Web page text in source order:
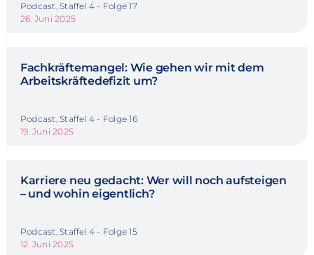
Podcast, Staffel 4 - Folge 17
26. Juni 2025
Fachkräftemangel: Wie gehen wir mit dem
Arbeitskräftedefizit um?
Podcast, Staffel 4 - Folge 16
19. Juni 2025
Karriere neu gedacht: Wer will noch aufsteigen
– und wohin eigentlich?
Podcast, Staffel 4 - Folge 15
12. Juni 2025